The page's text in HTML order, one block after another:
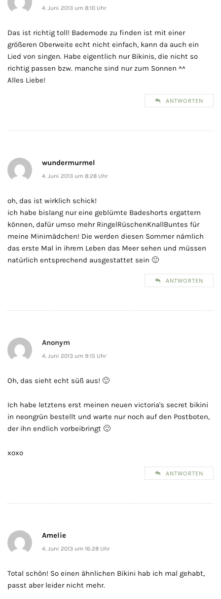
4. Juni 2013 um 8:10 Uhr
Das ist richtig toll! Bademode zu finden ist mit einer
größeren Oberweite echt nicht einfach, kann da auch ein
Lied von singen. Habe eigentlich nur Bikinis, die nicht so
richtig passen bzw. manche sind nur zum Sonnen ^^
Alles Liebe!
ANTWORTEN
wundermurmel
4. Juni 2013 um 8:28 Uhr
oh, das ist wirklich schick!
ich habe bislang nur eine geblümte Badeshorts ergattern
können, dafür umso mehr RingelRüschenKnallBuntes für
meine Minimädchen! Die werden diesen Sommer nämlich
das erste Mal in ihrem Leben das Meer sehen und müssen
natürlich entsprechend ausgestattet sein 🙂
ANTWORTEN
Anonym
4. Juni 2013 um 9:15 Uhr
Oh, das sieht echt süß aus! 🙂
Ich habe letztens erst meinen neuen victoria's secret bikini
in neongrün bestellt und warte nur noch auf den Postboten,
der ihn endlich vorbeibringt 🙂
xoxo
ANTWORTEN
Amelie
4. Juni 2013 um 16:28 Uhr
Total schön! So einen ähnlichen Bikini hab ich mal gehabt,
passt aber leider nicht mehr.